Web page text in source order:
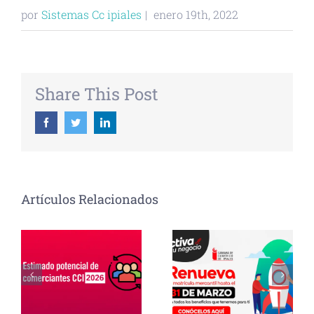
por Sistemas Cc ipiales | enero 19th, 2022
Share This Post
FacebookTwitterLinkedin
Artículos Relacionados